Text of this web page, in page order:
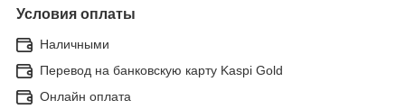
Условия оплаты
Наличными
Перевод на банковскую карту Kaspi Gold
Онлайн оплата